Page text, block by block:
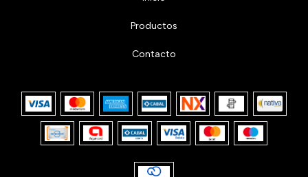
Productos
Contacto